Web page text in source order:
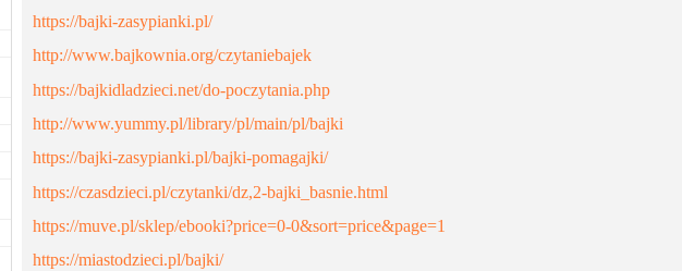
https://bajki-zasypianki.pl/
http://www.bajkownia.org/czytaniebajek
https://bajkidladzieci.net/do-poczytania.php
http://www.yummy.pl/library/pl/main/pl/bajki
https://bajki-zasypianki.pl/bajki-pomagajki/
https://czasdzieci.pl/czytanki/dz,2-bajki_basnie.html
https://muve.pl/sklep/ebooki?price=0-0&sort=price&page=1
https://miastodzieci.pl/bajki/